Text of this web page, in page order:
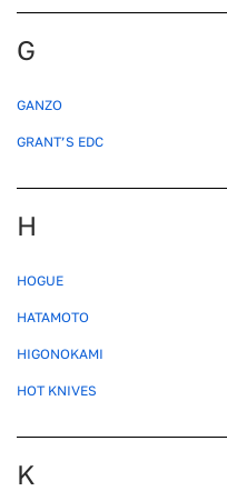
G
GANZO
GRANT’S EDC
H
HOGUE
HATAMOTO
HIGONOKAMI
HOT KNIVES
K